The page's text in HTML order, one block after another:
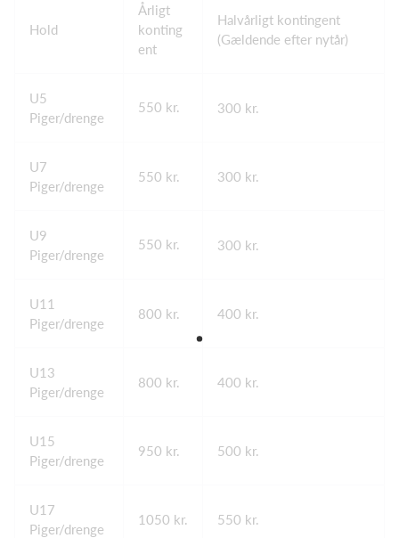
Hold
Årligt
konting
ent
Halvårligt kontingent
(Gældende efter nytår)
U5
Piger/drenge
550 kr. 300 kr.
U7
Piger/drenge
550 kr. 300 kr.
U9
Piger/drenge
550 kr. 300 kr.
U11
Piger/drenge
800 kr. 400 kr.
U13
Piger/drenge
800 kr. 400 kr.
U15
Piger/drenge
950 kr. 500 kr.
U17
Piger/drenge
1050 kr. 550 kr.